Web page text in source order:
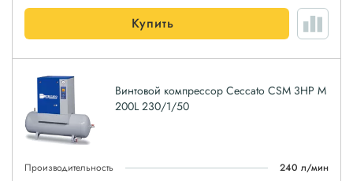
Купить
Винтовой компрессор Ceccato CSM 3HP M
200L 230/1/50
Производительность
240 л/мин